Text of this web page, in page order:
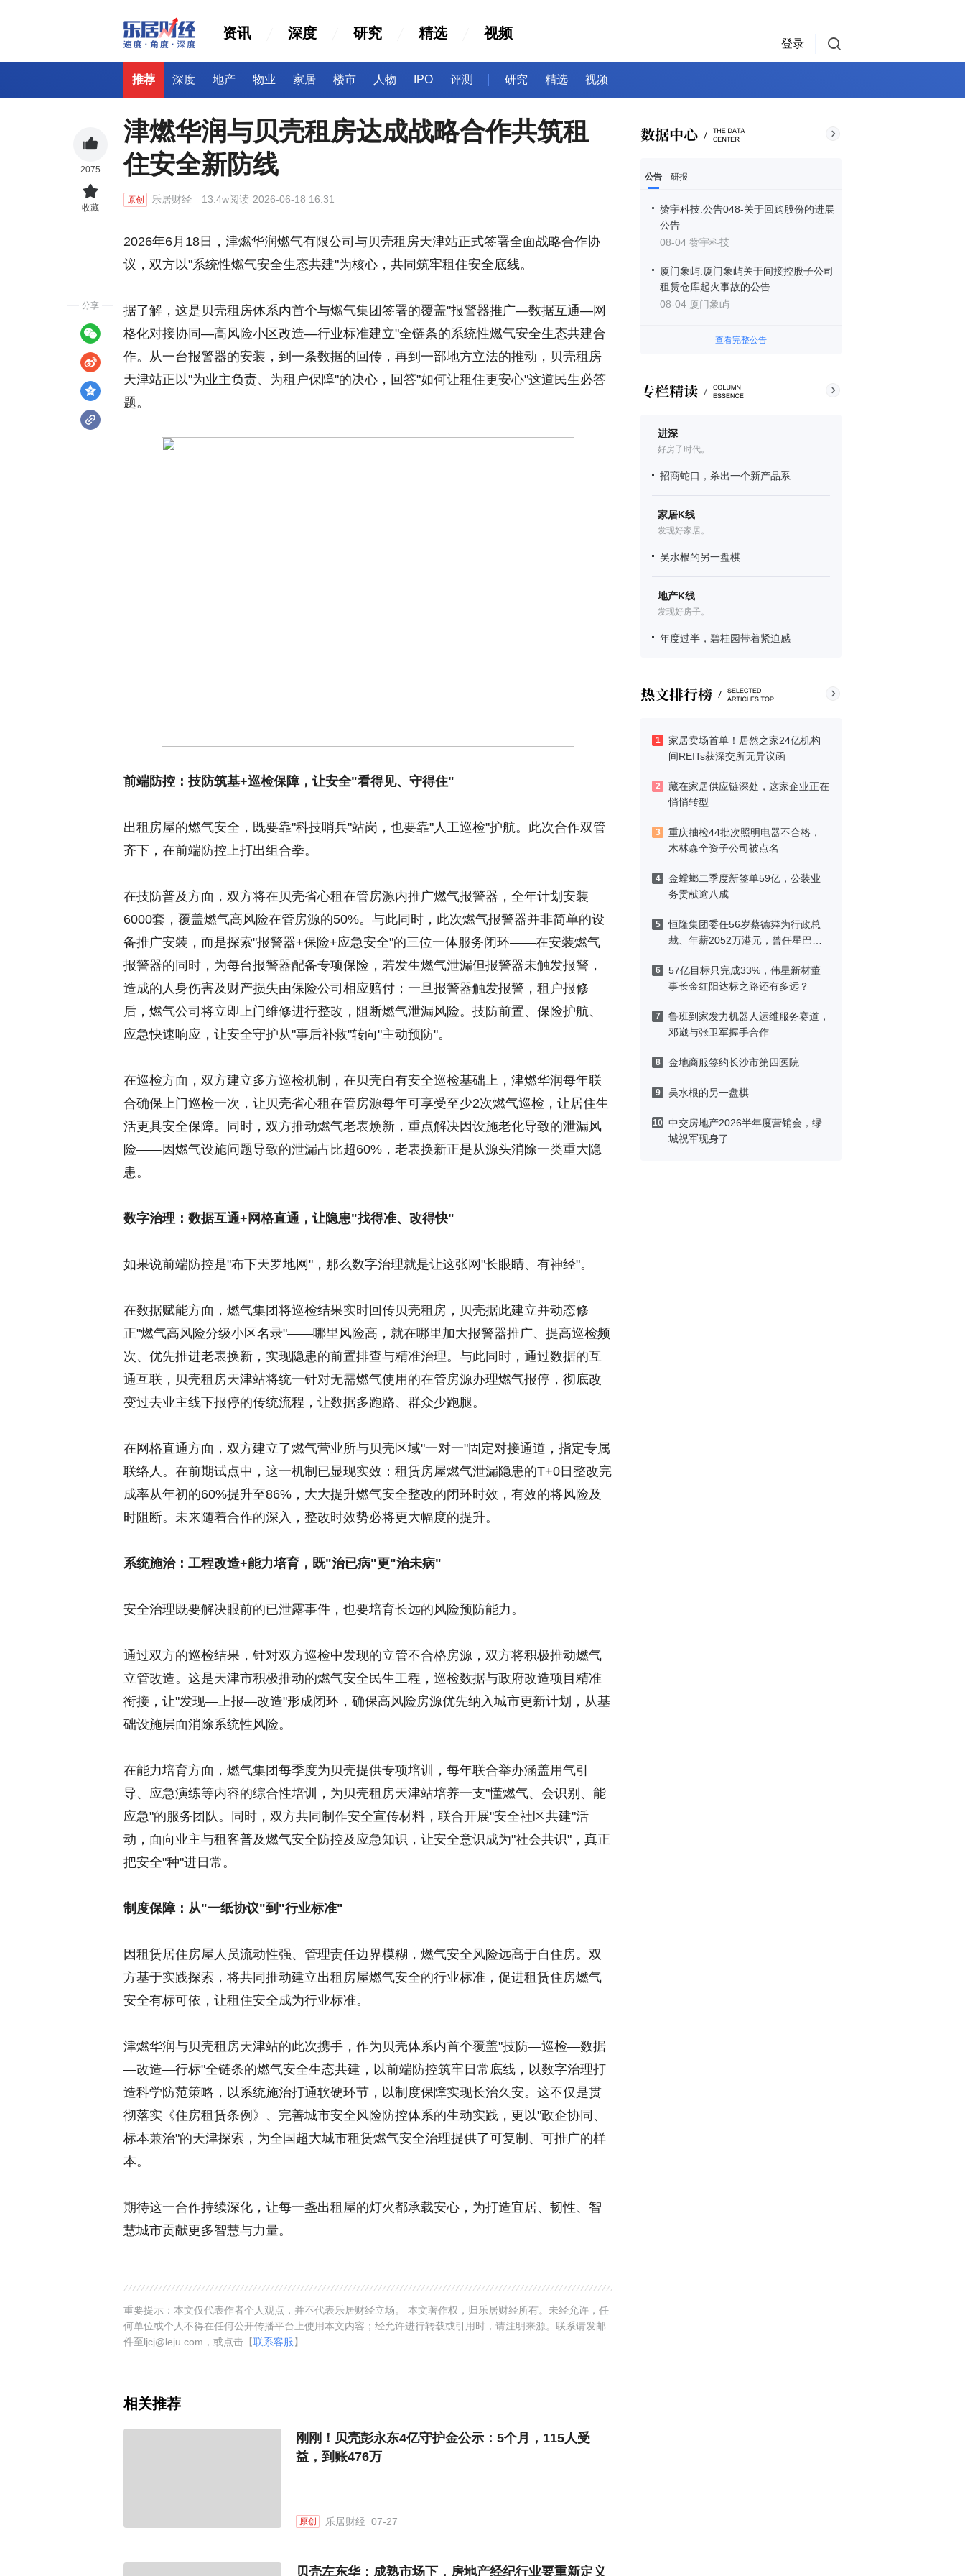
资讯 深度 研究 精选 视频
登录
推荐 深度 地产 物业 家居 楼市 人物 IPO 评测 研究 精选 视频
公告 研报
赞宇科技:公告048-关于回购股份的进展
公告
08-04 赞宇科技
厦门象屿:厦门象屿关于间接控股子公司
租赁仓库起火事故的公告
08-04 厦门象屿
查看完整公告
进深
好房子时代。
招商蛇口，杀出一个新产品系
家居K线
发现好家居。
吴水根的另一盘棋
地产K线
发现好房子。
年度过半，碧桂园带着紧迫感
1
家居卖场首单！居然之家24亿机构
间REITs获深交所无异议函
2
藏在家居供应链深处，这家企业正在
悄悄转型
3
重庆抽检44批次照明电器不合格，
木林森全资子公司被点名
4
金螳螂二季度新签单59亿，公装业
务贡献逾八成
5
恒隆集团委任56岁蔡德粦为行政总
裁、年薪2052万港元，曾任星巴克
6
57亿目标只完成33%，伟星新材董
事长金红阳达标之路还有多远？
7
鲁班到家发力机器人运维服务赛道，
邓崴与张卫军握手合作
8 金地商服签约长沙市第四医院
9 吴水根的另一盘棋
10 中交房地产2026半年度营销会，绿
城祝军现身了
津燃华润与贝壳租房达成战略合作共筑租
住安全新防线
原创 乐居财经 13.4w阅读 2026-06-18 16:31
2026年6月18日，津燃华润燃气有限公司与贝壳租房天津站正式签署全面战略合作协
议，双方以"系统性燃气安全生态共建"为核心，共同筑牢租住安全底线。
据了解，这是贝壳租房体系内首个与燃气集团签署的覆盖"报警器推广—数据互通—网
格化对接协同—高风险小区改造—行业标准建立"全链条的系统性燃气安全生态共建合
作。从一台报警器的安装，到一条数据的回传，再到一部地方立法的推动，贝壳租房
天津站正以"为业主负责、为租户保障"的决心，回答"如何让租住更安心"这道民生必答
题。
前端防控：技防筑基+巡检保障，让安全"看得见、守得住"
出租房屋的燃气安全，既要靠"科技哨兵"站岗，也要靠"人工巡检"护航。此次合作双管
齐下，在前端防控上打出组合拳。
在技防普及方面，双方将在贝壳省心租在管房源内推广燃气报警器，全年计划安装
6000套，覆盖燃气高风险在管房源的50%。与此同时，此次燃气报警器并非简单的设
备推广安装，而是探索"报警器+保险+应急安全"的三位一体服务闭环——在安装燃气
报警器的同时，为每台报警器配备专项保险，若发生燃气泄漏但报警器未触发报警，
造成的人身伤害及财产损失由保险公司相应赔付；一旦报警器触发报警，租户报修
后，燃气公司将立即上门维修进行整改，阻断燃气泄漏风险。技防前置、保险护航、
应急快速响应，让安全守护从"事后补救"转向"主动预防"。
在巡检方面，双方建立多方巡检机制，在贝壳自有安全巡检基础上，津燃华润每年联
合确保上门巡检一次，让贝壳省心租在管房源每年可享受至少2次燃气巡检，让居住生
活更具安全保障。同时，双方推动燃气老表焕新，重点解决因设施老化导致的泄漏风
险——因燃气设施问题导致的泄漏占比超60%，老表换新正是从源头消除一类重大隐
患。
数字治理：数据互通+ 网格直通，让隐患"找得准、改得快"
如果说前端防控是"布下天罗地网"，那么数字治理就是让这张网"长眼睛、有神经"。
在数据赋能方面，燃气集团将巡检结果实时回传贝壳租房，贝壳据此建立并动态修
正"燃气高风险分级小区名录"——哪里风险高，就在哪里加大报警器推广、提高巡检频
次、优先推进老表换新，实现隐患的前置排查与精准治理。与此同时，通过数据的互
通互联，贝壳租房天津站将统一针对无需燃气使用的在管房源办理燃气报停，彻底改
变过去业主线下报停的传统流程，让数据多跑路、群众少跑腿。
在网格直通方面，双方建立了燃气营业所与贝壳区域"一对一"固定对接通道，指定专属
联络人。在前期试点中，这一机制已显现实效：租赁房屋燃气泄漏隐患的T+0日整改完
成率从年初的60%提升至86%，大大提升燃气安全整改的闭环时效，有效的将风险及
时阻断。未来随着合作的深入，整改时效势必将更大幅度的提升。
系统施治：工程改造+能力培育，既"治已病"更"治未病"
安全治理既要解决眼前的已泄露事件，也要培育长远的风险预防能力。
通过双方的巡检结果，针对双方巡检中发现的立管不合格房源，双方将积极推动燃气
立管改造。这是天津市积极推动的燃气安全民生工程，巡检数据与政府改造项目精准
衔接，让"发现—上报—改造"形成闭环，确保高风险房源优先纳入城市更新计划，从基
础设施层面消除系统性风险。
在能力培育方面，燃气集团每季度为贝壳提供专项培训，每年联合举办涵盖用气引
导、应急演练等内容的综合性培训，为贝壳租房天津站培养一支"懂燃气、会识别、能
应急"的服务团队。同时，双方共同制作安全宣传材料，联合开展"安全社区共建"活
动，面向业主与租客普及燃气安全防控及应急知识，让安全意识成为"社会共识"，真正
把安全"种"进日常。
制度保障：从"一纸协议"到 "行业标准"
因租赁居住房屋人员流动性强、管理责任边界模糊，燃气安全风险远高于自住房。双
方基于实践探索，将共同推动建立出租房屋燃气安全的行业标准，促进租赁住房燃气
安全有标可依，让租住安全成为行业标准。
津燃华润与贝壳租房天津站的此次携手，作为贝壳体系内首个覆盖"技防—巡检—数据
—改造—行标"全链条的燃气安全生态共建，以前端防控筑牢日常底线，以数字治理打
造科学防范策略，以系统施治打通软硬环节，以制度保障实现长治久安。这不仅是贯
彻落实《住房租赁条例》、完善城市安全风险防控体系的生动实践，更以"政企协同、
标本兼治"的天津探索，为全国超大城市租赁燃气安全治理提供了可复制、可推广的样
本。
期待这一合作持续深化，让每一盏出租屋的灯火都承载安心，为打造宜居、韧性、智
慧城市贡献更多智慧与力量。
重要提示：本文仅代表作者个人观点，并不代表乐居财经立场。 本文著作权，归乐居财经所有。未经允许，任
何单位或个人不得在任何公开传播平台上使用本文内容；经允许进行转载或引用时，请注明来源。联系请发邮
件至ljcj@leju.com，或点击【联系客服】
相关推荐
刚刚！贝壳彭永东4亿守护金公示：5个月，115人受
益，到账476万
原创 乐居财经 07-27
贝壳左东华：成熟市场下，房地产经纪行业要重新定义
2075
收藏
分享